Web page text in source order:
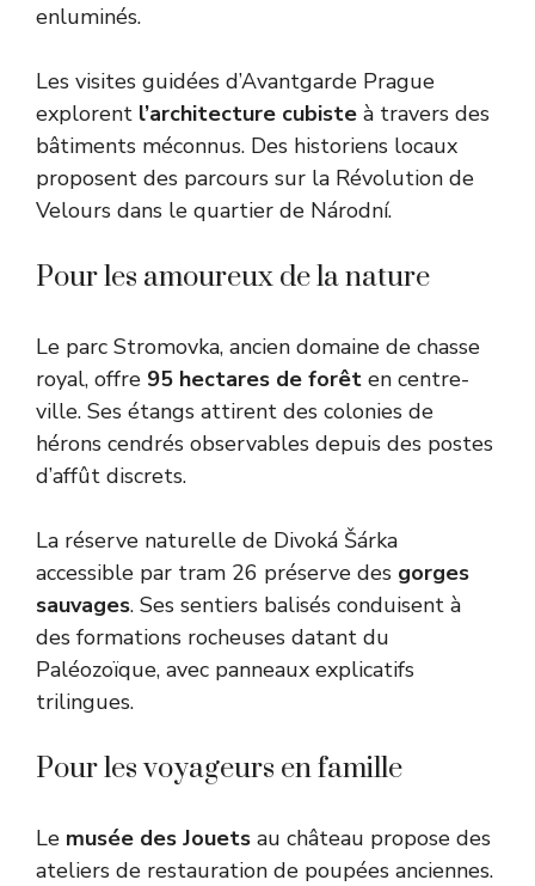
enluminés.
Les visites guidées d’Avantgarde Prague
explorent l’architecture cubiste à travers des
bâtiments méconnus. Des historiens locaux
proposent des parcours sur la Révolution de
Velours dans le quartier de Národní.
Pour les amoureux de la nature
Le parc Stromovka, ancien domaine de chasse
royal, offre 95 hectares de forêt en centre-
ville. Ses étangs attirent des colonies de
hérons cendrés observables depuis des postes
d’affût discrets.
La réserve naturelle de Divoká Šárka
accessible par tram 26 préserve des gorges
sauvages. Ses sentiers balisés conduisent à
des formations rocheuses datant du
Paléozoïque, avec panneaux explicatifs
trilingues.
Pour les voyageurs en famille
Le musée des Jouets au château propose des
ateliers de restauration de poupées anciennes.